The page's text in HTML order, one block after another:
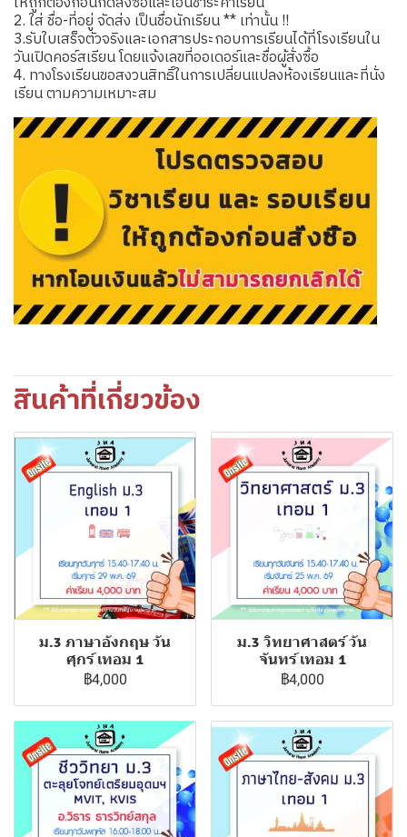
2. ใส่ ชื่อ-ที่อยู่ จัดส่ง เป็นชื่อนักเรียน ** เท่านั้น !!
3.รับใบเสร็จตัวจริงและเอกสารประกอบการเรียนได้ที่โรงเรียนใน
วันเปิดคอร์สเรียน โดยแจ้งเลขที่ออเดอร์และชื่อผู้สั่งซื้อ
4. ทางโรงเรียนขอสงวนสิทธิ์ในการเปลี่ยนแปลงห้องเรียนและที่นั่ง
เรียน ตามความเหมาะสม
สินค้าที่เกี่ยวข้อง
ม.3 ภาษาอังกฤษ วัน
ศุกร์ เทอม 1
฿4,000
ม.3 วิทยาศาสตร์ วัน
จันทร์ เทอม 1
฿4,000